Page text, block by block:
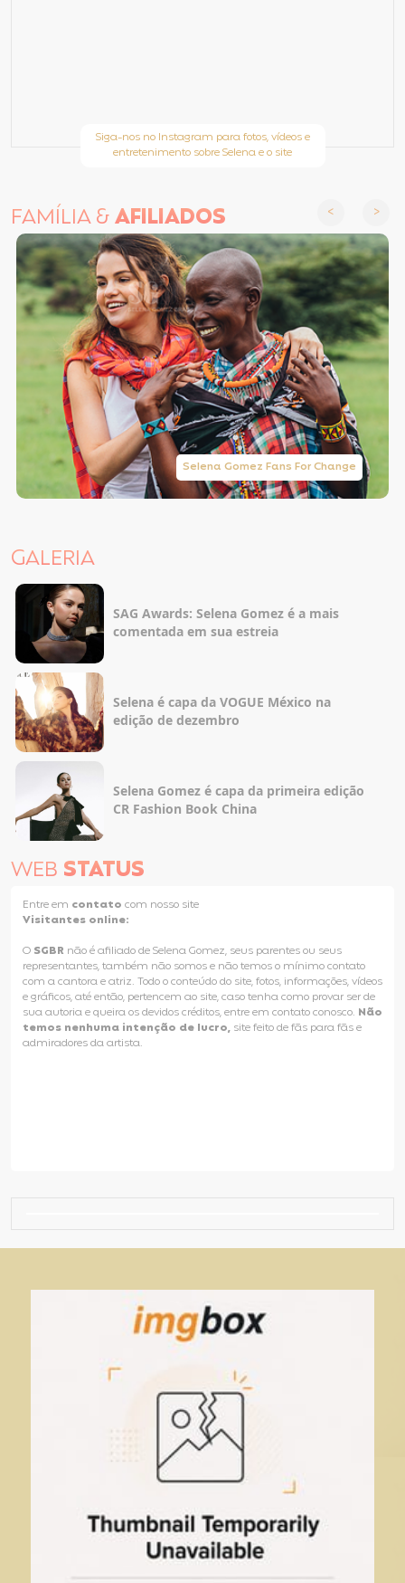
Siga-nos no Instagram para fotos, vídeos e
entretenimento sobre Selena e o site
FAMÍLIA &AFILIADOS
Selena Gomez Fans For Change
GALERIA
SAG Awards: Selena Gomez é a mais
comentada em sua estreia
Selena é capa da VOGUE México na
edição de dezembro
Selena Gomez é capa da primeira edição
CR Fashion Book China
WEB STATUS
Entre em contato com nosso site
Visitantes online:
O SGBR não é afiliado de Selena Gomez, seus parentes ou seus
representantes, também não somos e não temos o mínimo contato
com a cantora e atriz. Todo o conteúdo do site, fotos, informações, vídeos
e gráficos, até então, pertencem ao site, caso tenha como provar ser de
sua autoria e queira os devidos créditos, entre em contato conosco. Não
temos nenhuma intenção de lucro, site feito de fãs para fãs e
admiradores da artista.